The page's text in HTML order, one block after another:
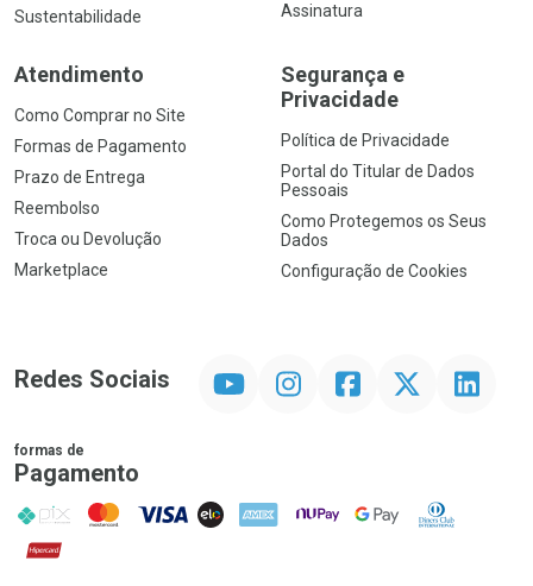
Sustentabilidade
Assinatura
Atendimento
Como Comprar no Site
Formas de Pagamento
Prazo de Entrega
Reembolso
Troca ou Devolução
Marketplace
Segurança e
Privacidade
Política de Privacidade
Portal do Titular de Dados
Pessoais
Como Protegemos os Seus
Dados
Configuração de Cookies
Redes Sociais InstagramFacebookTwitter Linkedin
formas de
Pagamento
PIX MasterCard
VISA ELO AMEX NuPay Google PayDiners Club
Hipercard